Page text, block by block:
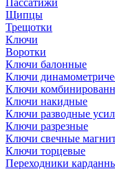
Пассатижи
Щипцы
Трещотки
Ключи
Воротки
Ключи балонные
Ключи
Ключи
Ключи накидные
Ключи разводные
Ключи разрезные
Ключи свечные
Ключи торцевые
Переходники